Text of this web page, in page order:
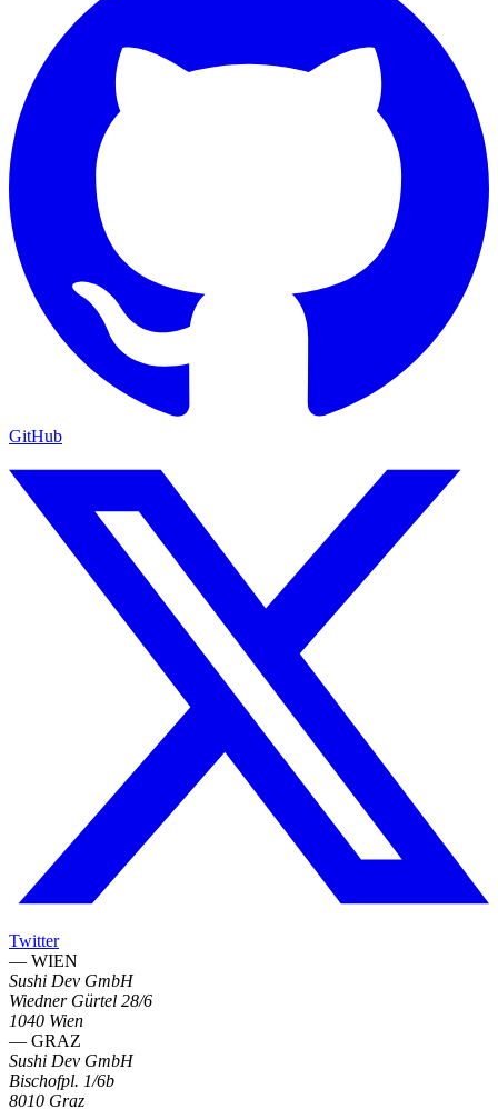
GitHub
Twitter
— WIEN
Sushi Dev GmbH
Wiedner Gürtel 28/6
1040 Wien
— GRAZ
Sushi Dev GmbH
Bischofpl. 1/6b
8010 Graz